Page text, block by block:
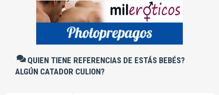
QUIEN TIENE REFERENCIAS DE ESTÁS BEBÉS?
ALGÚN CATADOR CULION?